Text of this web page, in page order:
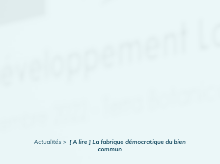
Actualités
[ A lire ] La fabrique démocratique du bien
commun